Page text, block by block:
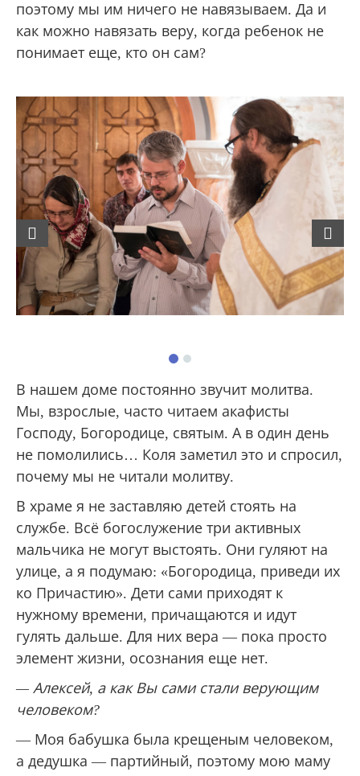
поэтому мы им ничего не навязываем. Да и
как можно навязать веру, когда ребенок не
понимает еще, кто он сам?
Previous Next
В нашем доме постоянно звучит молитва.
Мы, взрослые, часто читаем акафисты
Господу, Богородице, святым. А в один день
не помолились… Коля заметил это и спросил,
почему мы не читали молитву.
В храме я не заставляю детей стоять на
службе. Всё богослужение три активных
мальчика не могут выстоять. Они гуляют на
улице, а я подумаю: «Богородица, приведи их
ко Причастию». Дети сами приходят к
нужному времени, причащаются и идут
гулять дальше. Для них вера — пока просто
элемент жизни, осознания еще нет.
— Алексей, а как Вы сами стали верующим
человеком?
— Моя бабушка была крещеным человеком,
а дедушка — партийный, поэтому мою маму